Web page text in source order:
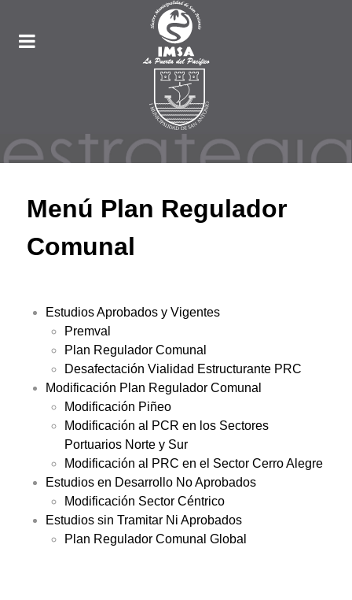
Menú Plan Regulador
Comunal
Estudios Aprobados y Vigentes
Premval
Plan Regulador Comunal
Desafectación Vialidad Estructurante PRC
Modificación Plan Regulador Comunal
Modificación Piñeo
Modificación al PCR en los Sectores
Portuarios Norte y Sur
Modificación al PRC en el Sector Cerro Alegre
Estudios en Desarrollo No Aprobados
Modificación Sector Céntrico
Estudios sin Tramitar Ni Aprobados
Plan Regulador Comunal Global